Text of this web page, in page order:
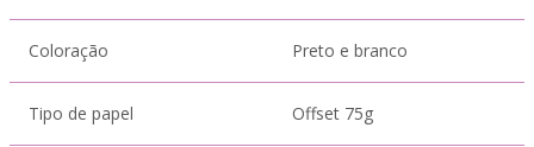
Coloração Preto e branco
Tipo de papel Offset 75g